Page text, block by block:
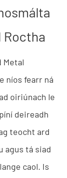
Roctha
Metal
níos fearr ná
oiriúnach le
deireadh
teocht ard
agus tá siad
caol. Is